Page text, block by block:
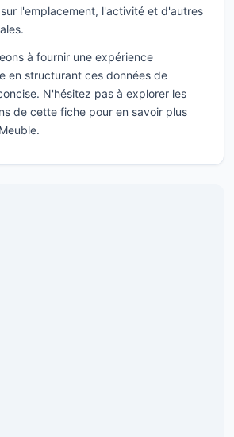
l'emplacement, l'activité et d'autres
à fournir une expérience
en structurant ces données de
N'hésitez pas à explorer les
de cette fiche pour en savoir plus